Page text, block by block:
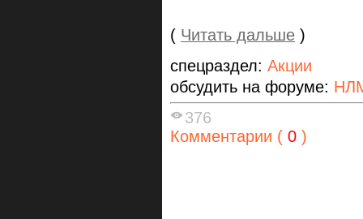
( Читать дальше )
спецраздел: Акции
обсудить на форуме:
376
Комментарии ( 0 )